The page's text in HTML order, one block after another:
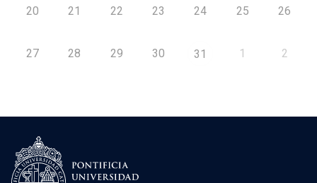
20 21 22 23 24 25 26
27 28 29 30 31 1 2